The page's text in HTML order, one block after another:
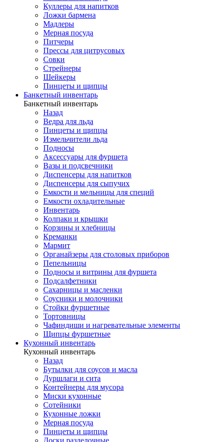
Куллеры для напитков
Ложки бармена
Мадлеры
Мерная посуда
Питчеры
Прессы для цитрусовых
Совки
Стрейнеры
Шейкеры
Пинцеты и щипцы
Банкетный инвентарь
Банкетный инвентарь
Назад
Ведра для льда
Пинцеты и щипцы
Измельчители льда
Подносы
Аксессуары для фуршета
Вазы и подсвечники
Диспенсеры для напитков
Диспенсеры для сыпучих
Емкости и мельницы для специй
Емкости охладительные
Инвентарь
Колпаки и крышки
Корзины и хлебницы
Креманки
Мармит
Органайзеры для столовых приборов
Пепельницы
Подносы и витрины для фуршета
Подсалфетники
Сахарницы и масленки
Соусники и молочники
Стойки фуршетные
Тортовницы
Чафиндиши и нагревательные элементы
Щипцы фуршетные
Кухонный инвентарь
Кухонный инвентарь
Назад
Бутылки для соусов и масла
Дуршлаги и сита
Контейнеры для мусора
Миски кухонные
Сотейники
Кухонные ложки
Мерная посуда
Пинцеты и щипцы
Доски разделочные